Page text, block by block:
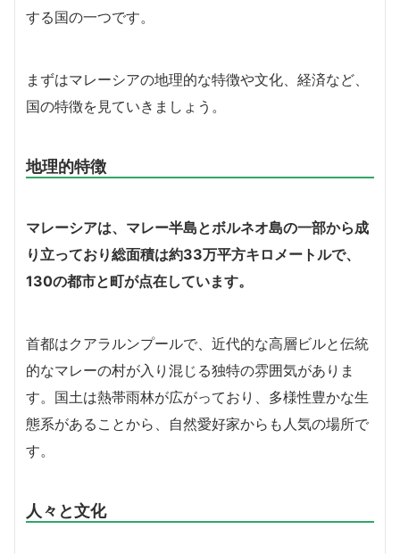
する国の一つです。
まずはマレーシアの地理的な特徴や文化、経済など、
国の特徴を見ていきましょう。
地理的特徴
マレーシアは、マレー半島とボルネオ島の一部から成
り立っており総面積は約33万平方キロメートルで、
130の都市と町が点在しています。
首都はクアラルンプールで、近代的な高層ビルと伝統
的なマレーの村が入り混じる独特の雰囲気がありま
す。国土は熱帯雨林が広がっており、多様性豊かな生
態系があることから、自然愛好家からも人気の場所で
す。
人々と文化